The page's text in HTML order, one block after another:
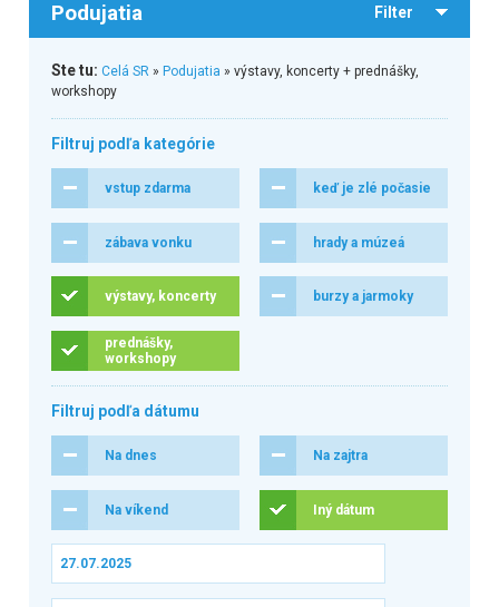
Podujatia Filter
Ste tu: Celá SR» Podujatia » výstavy, koncerty + prednášky,
workshopy
Filtruj podľa kategórie
vstup zdarma keď je zlé počasie
zábava vonku hrady a múzeá
výstavy, koncerty burzy a jarmoky
prednášky,
workshopy
Filtruj podľa dátumu
Na dnes Na zajtra
Na víkend Iný dátum